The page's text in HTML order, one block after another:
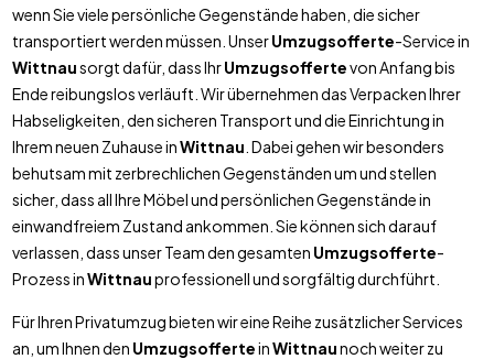
wenn Sie viele persönliche Gegenstände haben, die sicher
transportiert werden müssen. UnserUmzugsofferte-Service in
Wittnausorgt dafür, dass IhrUmzugsoffertevon Anfang bis
Ende reibungslos verläuft. Wir übernehmen das Verpacken Ihrer
Habseligkeiten, den sicheren Transport und die Einrichtung in
Ihrem neuen Zuhause inWittnau . Dabei gehen wir besonders
behutsam mit zerbrechlichen Gegenständen um und stellen
sicher, dass all Ihre Möbel und persönlichen Gegenstände in
einwandfreiem Zustand ankommen. Sie können sich darauf
verlassen, dass unser Team den gesamten Umzugsofferte-
Prozess inWittnauprofessionell und sorgfältig durchführt.
Für Ihren Privatumzug bieten wir eine Reihe zusätzlicher Services
an, um Ihnen den UmzugsofferteinWittnaunoch weiter zu